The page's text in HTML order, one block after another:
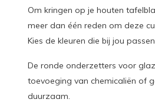
Om kringen op je houten
meer dan één reden om deze
Kies de kleuren die bij jou
De ronde onderzetters voor
toevoeging van chemicaliën of
duurzaam.